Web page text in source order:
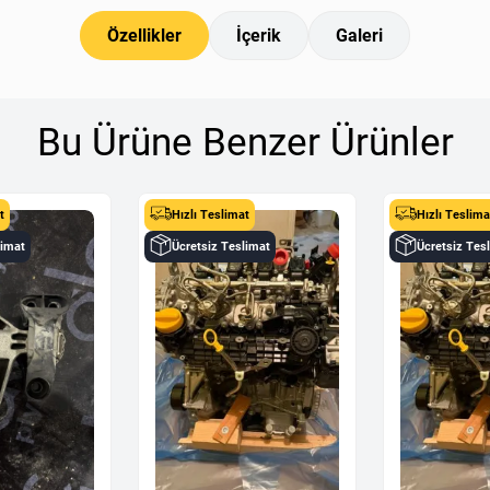
Özellikler İçerik Galeri
Bu Ürüne Benzer Ürünler
Hızlı Teslimat
Ücretsiz Teslimat
Hızlı
Ücretsiz